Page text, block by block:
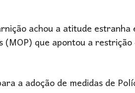
achou a atitude estranha
(MOP) que apontou a
a adoção de medidas de